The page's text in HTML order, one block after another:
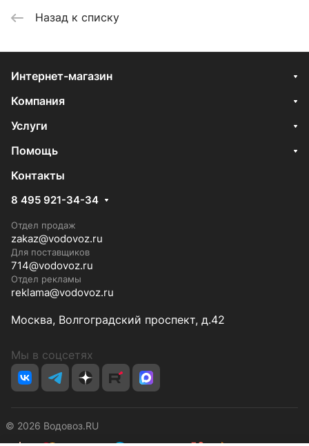
Назад к списку
Интернет-магазин
Компания
Услуги
Помощь
Контакты
8 495 921-34-34
Отдел продаж
zakaz@vodovoz.ru
Для поставщиков
714@vodovoz.ru
Отдел рекламы
reklama@vodovoz.ru
Москва, Волгоградский проспект, д.42
Мы в соцсетях
© 2026 Водовоз.RU